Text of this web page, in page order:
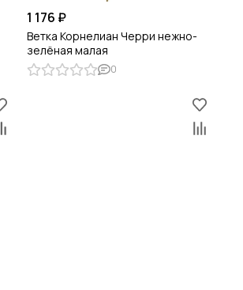
1 176 ₽
Ветка Корнелиан Черри нежно-
зелёная малая
0